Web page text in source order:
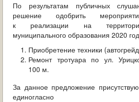
По результатам публичных
решение одобрить
к реализации на
муниципального образования 2020
Приобретение техники
Ремонт тротуара по ул.
100 м.
За данное предложение
единогласно